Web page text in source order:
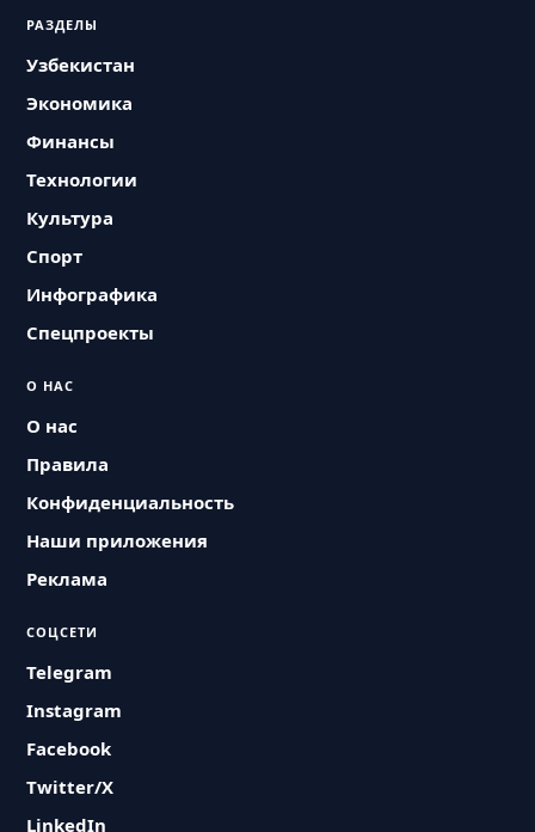
РАЗДЕЛЫ
Узбекистан
Экономика
Финансы
Технологии
Культура
Спорт
Инфографика
Спецпроекты
О НАС
О нас
Правила
Конфиденциальность
Наши приложения
Реклама
СОЦСЕТИ
Telegram
Instagram
Facebook
Twitter/X
LinkedIn